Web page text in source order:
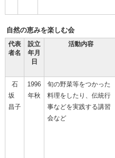
自然の恵みを楽しむ会
代表
者名
設立
年月
日
活動内容
石
坂
昌子
1996
年秋
旬の野菜等をつかった
料理をしたり、伝統行
事などを実践する講習
会など